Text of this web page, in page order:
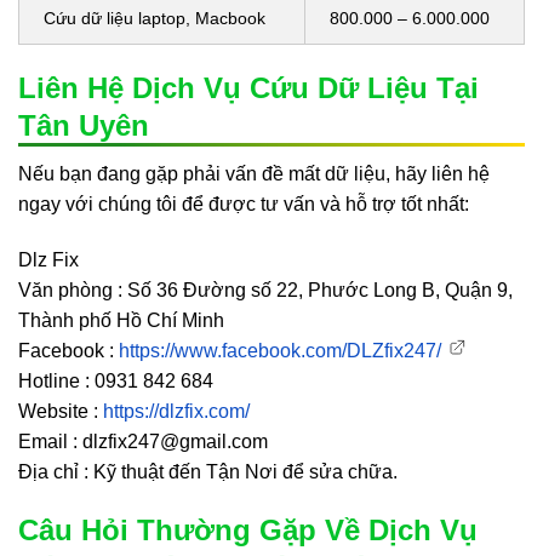
Cứu dữ liệu laptop, Macbook 800.000 – 6.000.000
Liên Hệ Dịch Vụ Cứu Dữ Liệu Tại
Tân Uyên
Nếu bạn đang gặp phải vấn đề mất dữ liệu, hãy liên hệ
ngay với chúng tôi để được tư vấn và hỗ trợ tốt nhất:
Dlz Fix
Văn phòng : Số 36 Đường số 22, Phước Long B, Quận 9,
Thành phố Hồ Chí Minh
Facebook : https://www.facebook.com/DLZfix247/
Hotline : 0931 842 684
Website : https://dlzfix.com/
Email : dlzfix247@gmail.com
Địa chỉ : Kỹ thuật đến Tận Nơi để sửa chữa.
Câu Hỏi Thường Gặp Về Dịch Vụ